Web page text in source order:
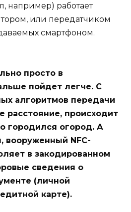
например) работает
или передатчиком
смартфоном.
просто в
пойдет легче. С
алгоритмов передачи
расстояние, происходит
городился огород. А
вооруженный NFC-
в закодированном
сведения о
(личной
карте).